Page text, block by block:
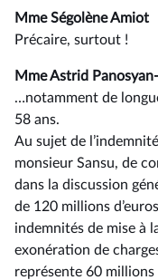
Mme Ségolène Amiot
Précaire, surtout !
Mme Astrid
…notamment de
58 ans.
Au sujet de
monsieur Sansu, de
dans la discussion
de 120 millions
indemnités de mise à
exonération de
représente 60 millions